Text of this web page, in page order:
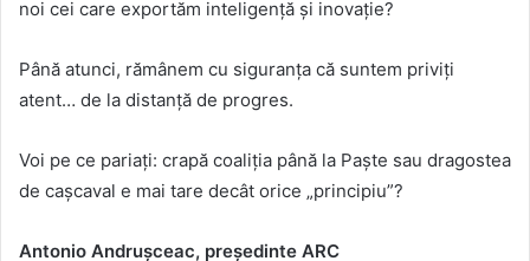
noi cei care exportăm inteligență și inovație?
Până atunci, rămânem cu siguranța că suntem priviți
atent… de la distanță de progres.
Voi pe ce pariați: crapă coaliția până la Paște sau dragostea
de cașcaval e mai tare decât orice „principiu”?
Antonio Andrușceac, președinte ARC